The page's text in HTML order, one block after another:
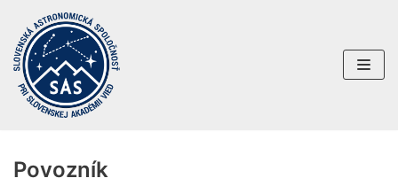
Preskočiť
na
obsah
Povozník